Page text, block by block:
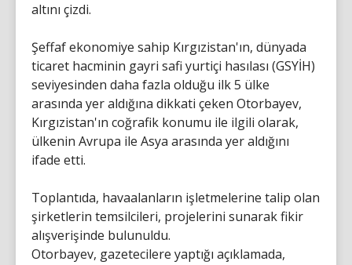
altını çizdi.
Şeffaf ekonomiye sahip Kırgızistan'ın, dünyada
ticaret hacminin gayri safi yurtiçi hasılası (GSYİH)
seviyesinden daha fazla olduğu ilk 5 ülke
arasında yer aldığına dikkati çeken Otorbayev,
Kırgızistan'ın coğrafik konumu ile ilgili olarak,
ülkenin Avrupa ile Asya arasında yer aldığını
ifade etti.
Toplantıda, havaalanların işletmelerine talip olan
şirketlerin temsilcileri, projelerini sunarak fikir
alışverişinde bulunuldu.
Otorbayev, gazetecilere yaptığı açıklamada,